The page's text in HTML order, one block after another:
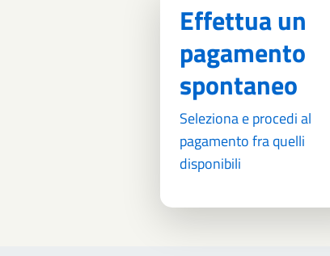
Effettua un
pagamento
spontaneo
Seleziona e procedi al
pagamento fra quelli
disponibili